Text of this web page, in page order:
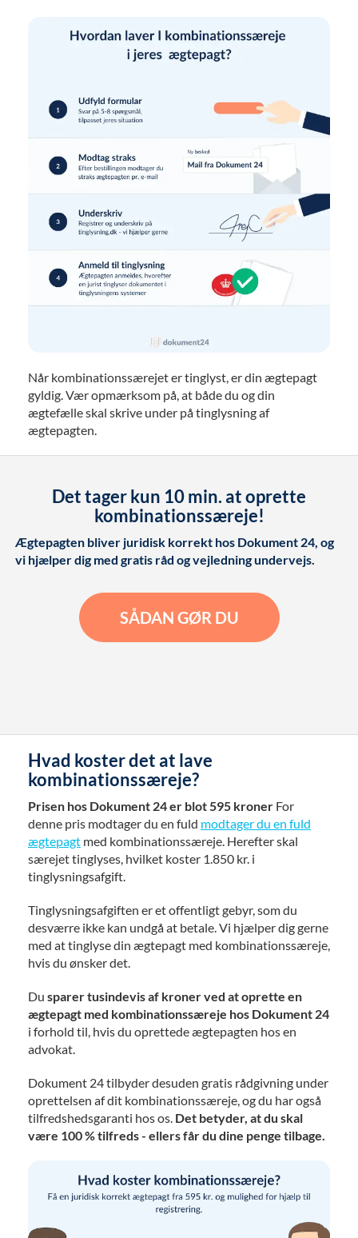
Når kombinationssærejet er tinglyst, er din ægtepagt
gyldig. Vær opmærksom på, at både du og din
ægtefælle skal skrive under på tinglysning af
ægtepagten.
Det tager kun 10 min. at oprette
kombinationssæreje!
Ægtepagten bliver juridisk korrekt hos Dokument 24, og
vi hjælper dig med gratis råd og vejledning undervejs.
SÅDAN GØR DU
Hvad koster det at lave
kombinationssæreje?
Prisen hos Dokument 24 er blot 595 kroner For
denne pris modtager du en fuld modtager du en fuld
ægtepagt med kombinationssæreje. Herefter skal
særejet tinglyses, hvilket koster 1.850 kr. i
tinglysningsafgift.
Tinglysningsafgiften er et offentligt gebyr, som du
desværre ikke kan undgå at betale. Vi hjælper dig gerne
med at tinglyse din ægtepagt med kombinationssæreje,
hvis du ønsker det.
Du sparer tusindevis af kroner ved at oprette en
ægtepagt med kombinationssæreje hos Dokument 24
i forhold til, hvis du oprettede ægtepagten hos en
advokat.
Dokument 24 tilbyder desuden gratis rådgivning under
oprettelsen af dit kombinationssæreje, og du har også
tilfredshedsgaranti hos os. Det betyder, at du skal
være 100 % tilfreds - ellers får du dine penge tilbage.